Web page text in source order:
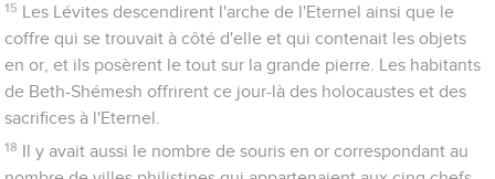
15
Les Lévites descendirent l'arche de l'Eternel ainsi que le
coffre qui se trouvait à côté d'elle et qui contenait les objets
en or, et ils posèrent le tout sur la grande pierre. Les habitants
de Beth-Shémesh offrirent ce jour-là des holocaustes et des
sacrifices à l'Eternel.
18
Il y avait aussi le nombre de souris en or correspondant au